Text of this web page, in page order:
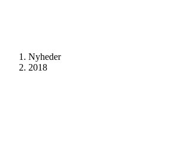
Nyheder
2018